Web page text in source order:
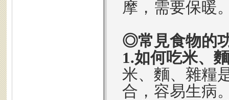
摩，需要保暖
◎常見食物的
1.如何吃米、
米、麵、雜糧
合，容易生病